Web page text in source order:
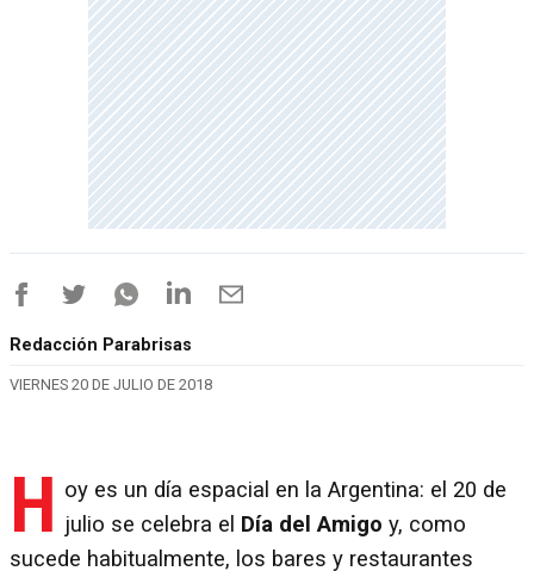
Redacción Parabrisas
VIERNES 20 DE JULIO DE 2018
H oy es un día espacial en la Argentina: el 20 de
julio se celebra el Día del Amigo y, como
sucede habitualmente, los bares y restaurantes